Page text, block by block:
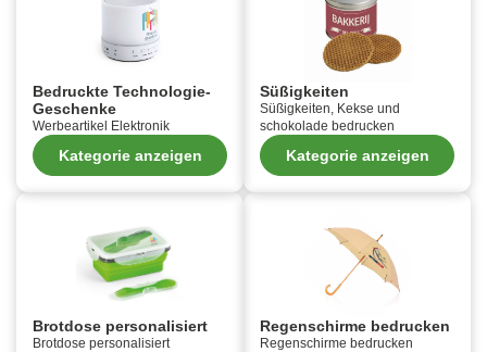
Bedruckte Technologie-
Geschenke
Werbeartikel Elektronik
Kategorie anzeigen
Süßigkeiten
Süßigkeiten, Kekse und
schokolade bedrucken
Kategorie anzeigen
Brotdose personalisiert
Brotdose personalisiert
Regenschirme bedrucken
Regenschirme bedrucken